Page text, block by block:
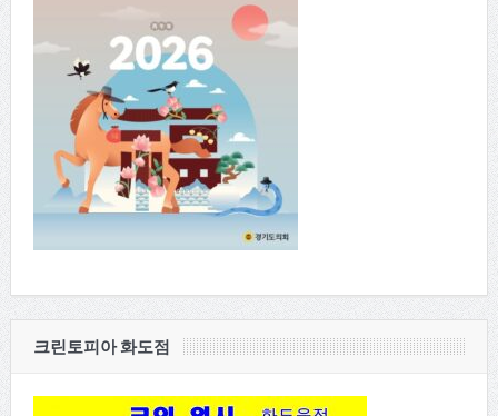
크린토피아 화도점